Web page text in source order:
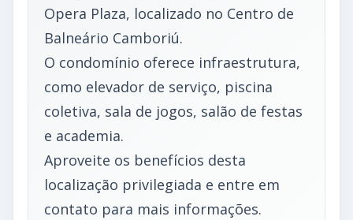
Opera Plaza, localizado no Centro de
Balneário Camboriú.
O condomínio oferece infraestrutura,
como elevador de serviço, piscina
coletiva, sala de jogos, salão de festas
e academia.
Aproveite os benefícios desta
localização privilegiada e entre em
contato para mais informações.